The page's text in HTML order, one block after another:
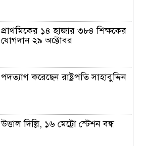
প্রাথমিকের ১৪ হাজার ৩৮৪ শিক্ষকের
যোগদান ২৯ অক্টোবর
পদত্যাগ করেছেন রাষ্ট্রপতি সাহাবুদ্দিন
উত্তাল দিল্লি, ১৬ মেট্রো স্টেশন বন্ধ